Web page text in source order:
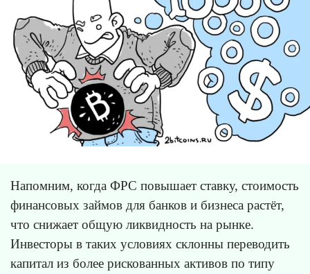
Напомним, когда ФРС повышает ставку, стоимость
финансовых займов для банков и бизнеса растёт,
что снижает общую ликвидность на рынке.
Инвесторы в таких условиях склонны переводить
капитал из более рискованных активов по типу